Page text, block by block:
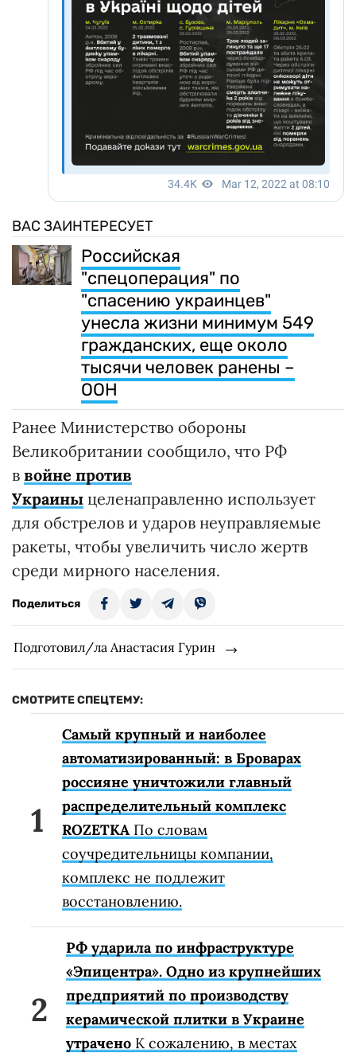
ВАС ЗАИНТЕРЕСУЕТ
Российская
"спецоперация" по
"спасению украинцев"
унесла жизни минимум 549
гражданских, еще около
тысячи человек ранены –
ООН
Ранее Министерство обороны
Великобритании сообщило, что РФ
в войне против
Украины целенаправленно использует
для обстрелов и ударов неуправляемые
ракеты, чтобы увеличить число жертв
среди мирного населения.
Поделиться
Подготовил/ла Анастасия Гурин
СМОТРИТЕ СПЕЦТЕМУ:
Самый крупный и наиболее
автоматизированный: в Броварах
россияне уничтожили главный
распределительный комплекс
ROZETKA По словам
соучредительницы компании,
комплекс не подлежит
восстановлению.
РФ ударила по инфраструктуре
«Эпицентра». Одно из крупнейших
предприятий по производству
керамической плитки в Украине
утрачено К сожалению, в местах